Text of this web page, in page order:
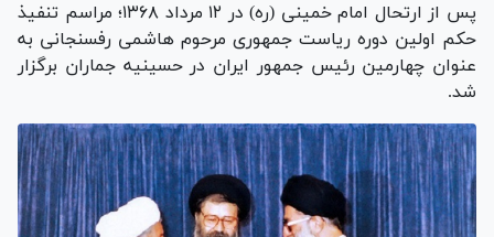
پس از ارتحال امام خمینی (ره) در ۱۲ مرداد ۱۳۶۸؛ مراسم تنفیذ
حکم اولین دوره ریاست جمهوری مرحوم هاشمی‏ رفسنجانی به
عنوان چهارمین رئیس جمهور ایران در حسینیه جماران برگزار
شد.